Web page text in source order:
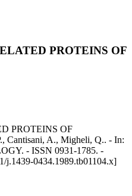
PROTEINS OF
PROTEINS OF
Cantisani, A., Migheli, Q.. - In:
- ISSN 0931-1785. -
j.1439-0434.1989.tb01104.x]